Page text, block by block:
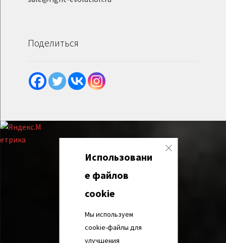
Поделиться
Использовани
е файлов
cookie
Мы используем
cookie-файлы для
улучшения